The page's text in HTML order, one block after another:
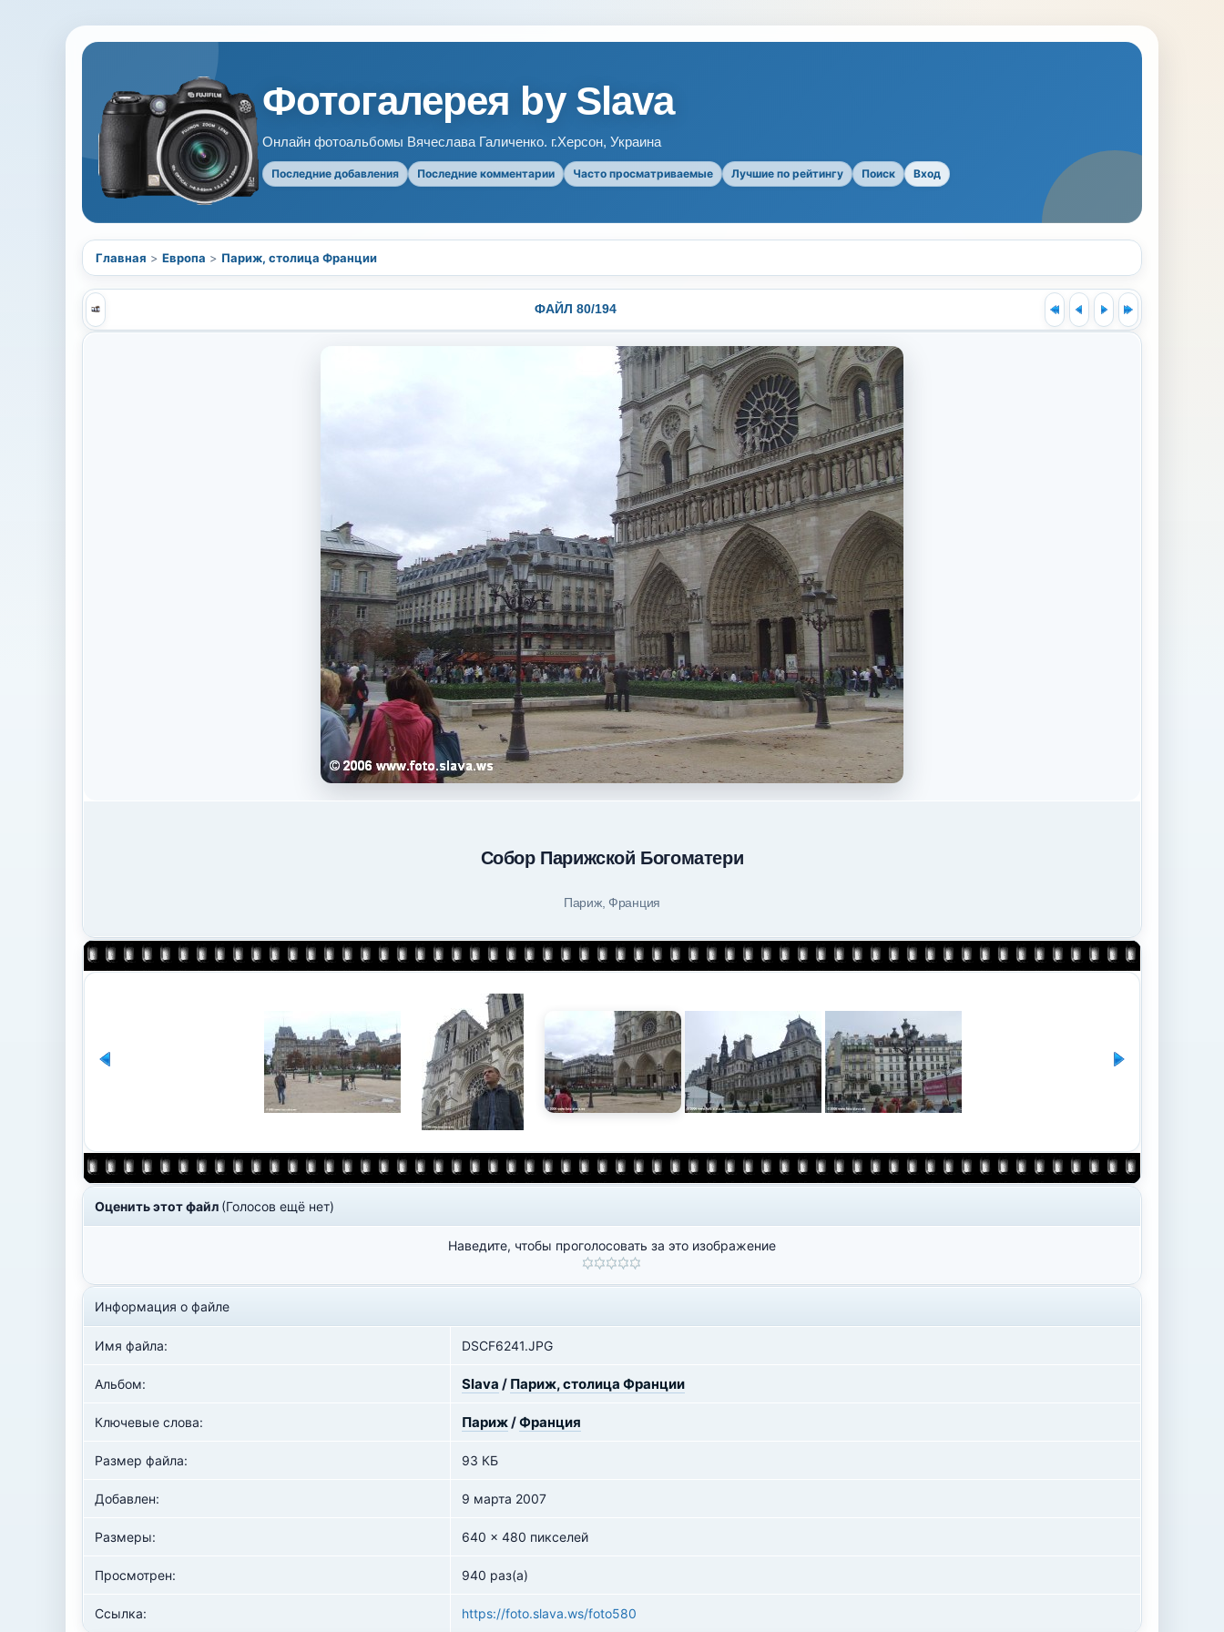
Фотогалерея by Slava
Онлайн фотоальбомы Вячеслава Галиченко. г.Херсон, Украина
Последние добавления Последние комментарии Часто просматриваемые Лучшие по рейтингу Поиск Вход
Главная > Европа > Париж, столица Франции
ФАЙЛ 80/194
Собор Парижской Богоматери
Париж, Франция
Оценить этот файл (Голосов ещё нет)
Наведите, чтобы проголосовать за это изображение
Информация о файле
Имя файла: DSCF6241.JPG
Альбом: Slava / Париж, столица Франции
Ключевые слова: Париж/Франция
Размер файла: 93 КБ
Добавлен: 9 марта 2007
Размеры: 640 x 480 пикселей
Просмотрен: 940 раз(а)
Ссылка: https://foto.slava.ws/foto580